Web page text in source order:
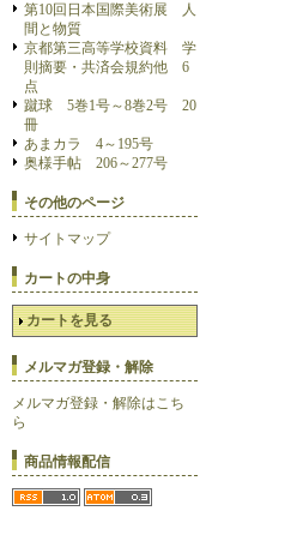
第10回日本国際美術展 人
間と物質
京都第三高等学校資料 学
則摘要・共済会規約他 6
点
蹴球 5巻1号～8巻2号 20
冊
あまカラ 4～195号
奥様手帖 206～277号
その他のページ
サイトマップ
カートの中身
カートを見る
メルマガ登録・解除
メルマガ登録・解除はこち
ら
商品情報配信